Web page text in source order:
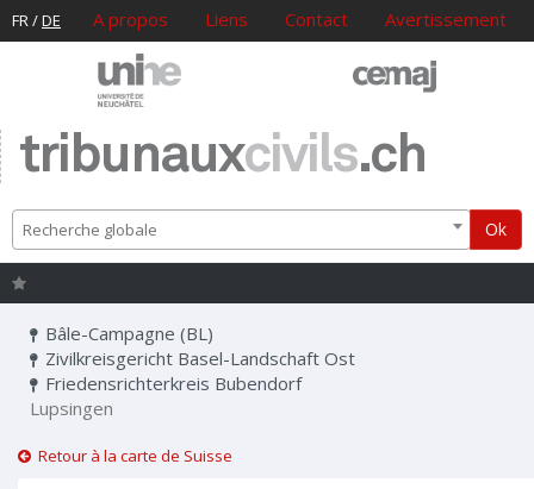
FR/DE A propos Liens Contact Avertissement
tribunauxcivils.ch
Recherche globale Ok
Bâle-Campagne (BL)
Zivilkreisgericht Basel-Landschaft Ost
Friedensrichterkreis Bubendorf
Lupsingen
Retour à la carte de Suisse